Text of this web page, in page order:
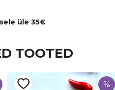
üle 35€
TOOTED
%